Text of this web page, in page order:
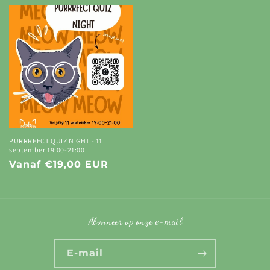
PURRRFECT QUIZ NIGHT - 11
september 19:00-21:00
Normale
Vanaf €19,00 EUR
Abonneer op onze e-mail
E‑mail